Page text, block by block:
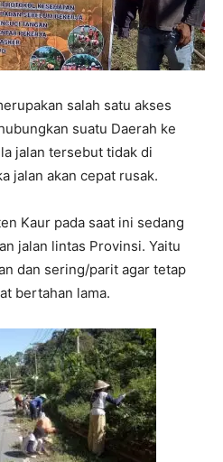
salah satu akses
suatu Daerah ke
jalan tersebut tidak di
jalan akan cepat rusak.
Kaur pada saat ini sedang
jalan lintas Provinsi. Yaitu
dan sering/parit agar tetap
bertahan lama.